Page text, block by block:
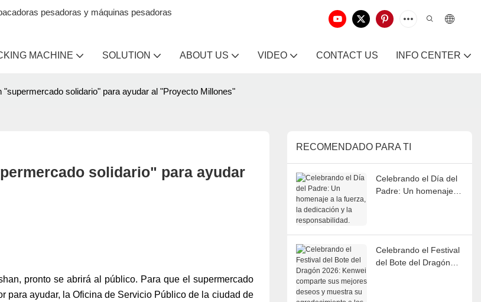
pesadoras y máquinas pesadoras
MACHINE SOLUTION ABOUT US VIDEO CONTACT US INFO CENTER
solidario" para ayudar al "Proyecto Millones"
solidario" para ayudar
pronto se abrirá al público. Para que el supermercado
para ayudar, la Oficina de Servicio Público de la ciudad de
RECOMENDADO PARA TI
Celebrando el Día del
Padre: Un homenaje a
Celebrando el Festival
del Bote del Dragón